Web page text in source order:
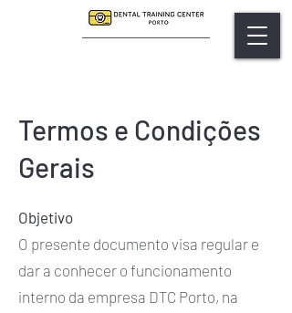
Termos e Condições
Gerais
Objetivo
O presente documento visa regular e
dar a conhecer o funcionamento
interno da empresa DTC Porto, na